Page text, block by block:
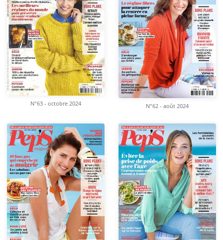
N°63 - octobre 2024 N°62 - août 2024